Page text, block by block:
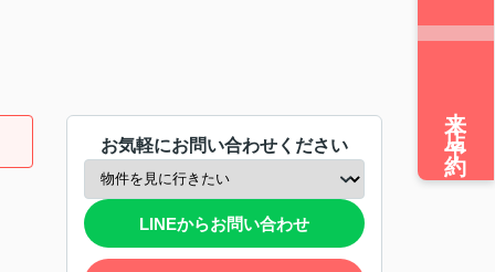
お気軽にお問い合わせください
LINEからお問い合わせ
来店予約